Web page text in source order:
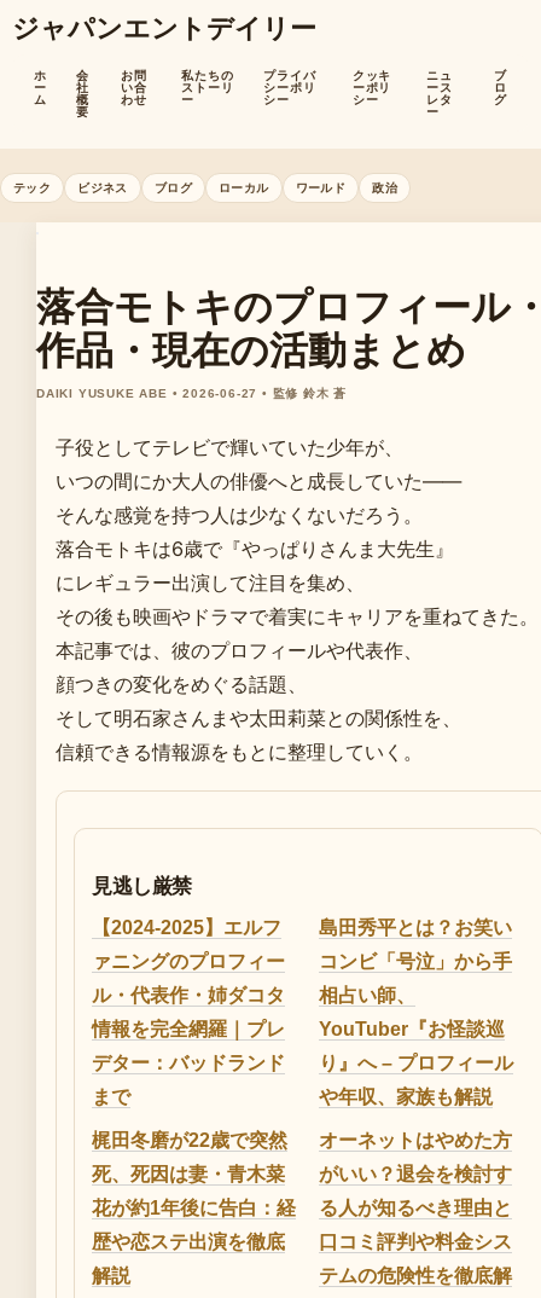
ジャパンエントデイリー
ホ
ー
ム
会
社
概
要
お問
い合
わせ
私たちの
ストーリ
ー
プライバ
シーポリ
シー
クッキ
ーポリ
シー
ニュ
ース
レタ
ー
ブ
ロ
グ
テック ビジネス ブログ ローカル ワールド 政治
落合モトキのプロフィール
作品・現在の活動まとめ
DAIKI YUSUKE ABE • 2026-06-27 • 監修 鈴木 蒼
子役としてテレビで輝いていた少年が、
いつの間にか大人の俳優へと成長していた——
そんな感覚を持つ人は少なくないだろう。
落合モトキは6歳で『やっぱりさんま大先生』
にレギュラー出演して注目を集め、
その後も映画やドラマで着実にキャリアを重ねてきた。
本記事では、彼のプロフィールや代表作、
顔つきの変化をめぐる話題、
そして明石家さんまや太田莉菜との関係性を、
信頼できる情報源をもとに整理していく。
見逃し厳禁
【2024-2025】エルフ
ァニングのプロフィー
ル・代表作・姉ダコタ
情報を完全網羅｜プレ
デター：バッドランド
まで
島田秀平とは？お笑い
コンビ「号泣」から手
相占い師、
YouTuber『お怪談巡
り』へ – プロフィール
や年収、家族も解説
梶田冬磨が22歳で突然
死、死因は妻・青木菜
花が約1年後に告白：経
歴や恋ステ出演を徹底
解説
オーネットはやめた方
がいい？退会を検討す
る人が知るべき理由と
口コミ評判や料金シス
テムの危険性を徹底解